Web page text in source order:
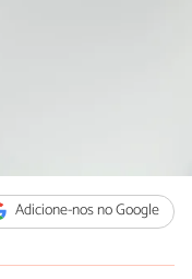
Adicione-nos no Google